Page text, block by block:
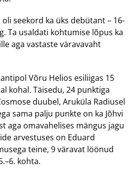
seekord ka üks debütant – 16-
Ta usaldati kohtumise lõpus ka
aga vastaste väravavaht
Võru Helios esiliigas 15
kohal. Täisedu, 24 punktiga
duubel, Aruküla Radiusel
sama palju punkte on ka Jõhvi
aga omavahelises mängus jagu
arvestuses on Eduard
teine, 9 väravat löönud
kohta.